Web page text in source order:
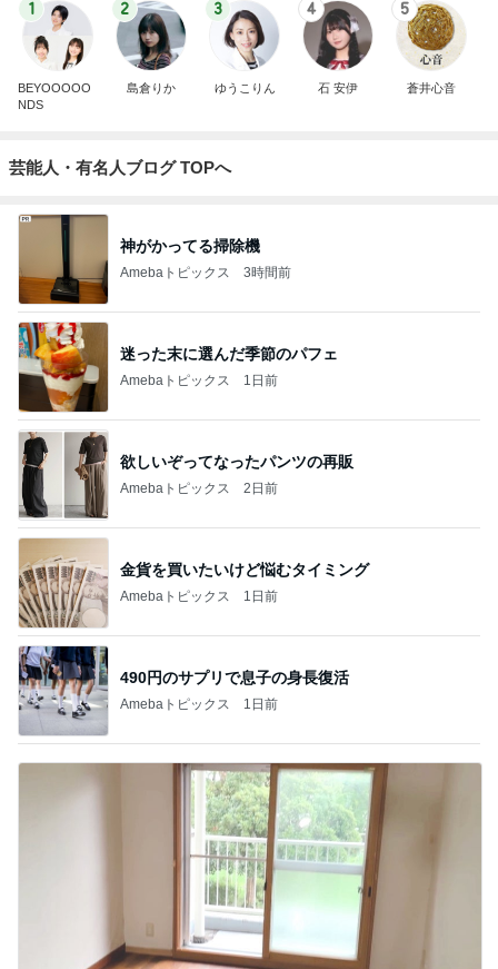
1
BEYOOOOO
NDS
2
島倉りか
3
ゆうこりん
4
石 安伊
5
蒼井心音
芸能人・有名人ブログ TOPへ
神がかってる掃除機
Amebaトピックス 3時間前
迷った末に選んだ季節のパフェ
Amebaトピックス 1日前
欲しいぞってなったパンツの再販
Amebaトピックス 2日前
金貨を買いたいけど悩むタイミング
Amebaトピックス 1日前
490円のサプリで息子の身長復活
Amebaトピックス 1日前